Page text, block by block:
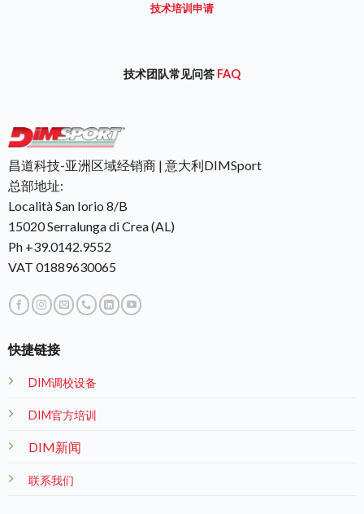
技术培训申请
技术团队常见问答 FAQ
昌道科技-亚洲区域经销商 | 意大利DIMSport
总部地址:
Località San Iorio 8/B
15020 Serralunga di Crea (AL)
Ph +39.0142.9552
VAT 01889630065
快捷链接
DIM调校设备
DIM官方培训
DIM新闻
联系我们